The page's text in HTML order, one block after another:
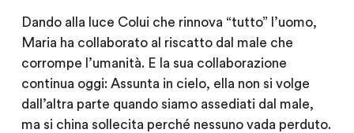
Dando alla luce Colui che rinnova “tutto” l’uomo,
Maria ha collaborato al riscatto dal male che
corrompe l’umanità. E la sua collaborazione
continua oggi: Assunta in cielo, ella non si volge
dall’altra parte quando siamo assediati dal male,
ma si china sollecita perché nessuno vada perduto.